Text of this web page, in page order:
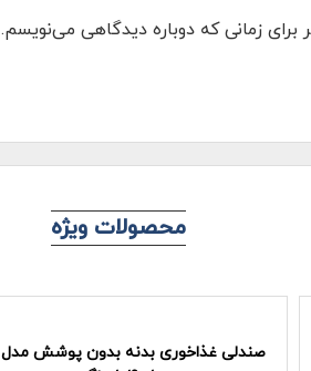
برای زمانی که دوباره دیدگاهی می‌نویسم.
محصولات ویژه